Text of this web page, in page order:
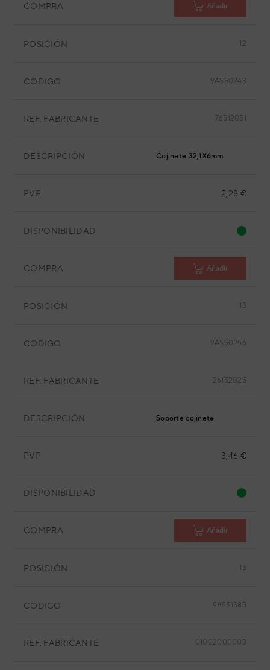
COMPRA Añadir
POSICIÓN 12
CÓDIGO 9ASS0243
REF. FABRICANTE 76512051
DESCRIPCIÓN Cojinete 32,1X6mm
PVP 2,28 €
DISPONIBILIDAD
COMPRA Añadir
POSICIÓN 13
CÓDIGO 9ASS0256
REF. FABRICANTE 26152025
DESCRIPCIÓN Soporte cojinete
PVP 3,46 €
DISPONIBILIDAD
COMPRA Añadir
POSICIÓN 15
CÓDIGO 9ASS1585
REF. FABRICANTE 01002000003